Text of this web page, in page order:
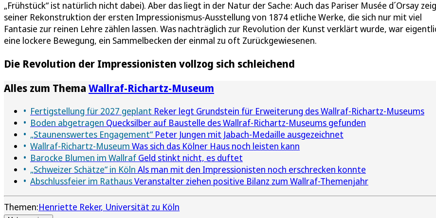
„Frühstück“ ist natürlich nicht dabei). Aber das liegt in der Natur der Sache: Auch das Pariser Musée d´Orsay
seiner Rekonstruktion der ersten Impressionismus-Ausstellung von 1874 etliche Werke, die sich nur mit viel
Fantasie zur reinen Lehre zählen lassen. Was nachträglich zur Revolution der Kunst verklärt wurde, war
eine lockere Bewegung, ein Sammelbecken der einmal zu oft Zurückgewiesenen.
Die Revolution der Impressionisten vollzog sich schleichend
Alles zum Thema Wallraf-Richartz-Museum
Fertigstellung für 2027 geplant Reker legt Grundstein für Erweiterung des Wallraf-Richartz-Museums
Boden abgetragen Quecksilber auf Baustelle des Wallraf-Richartz-Museums gefunden
„Staunenswertes Engagement“ Peter Jungen mit Jabach-Medaille ausgezeichnet
Wallraf-Richartz-Museum Was sich das Kölner Haus noch leisten kann
Barocke Blumen im Wallraf Geld stinkt nicht, es duftet
„Schweizer Schätze“ in Köln Als man mit den Impressionisten noch erschrecken konnte
Abschlussfeier im RathausVeranstalter ziehen positive Bilanz zum Wallraf-Themenjahr
Themen:Henriette Reker Universität zu Köln